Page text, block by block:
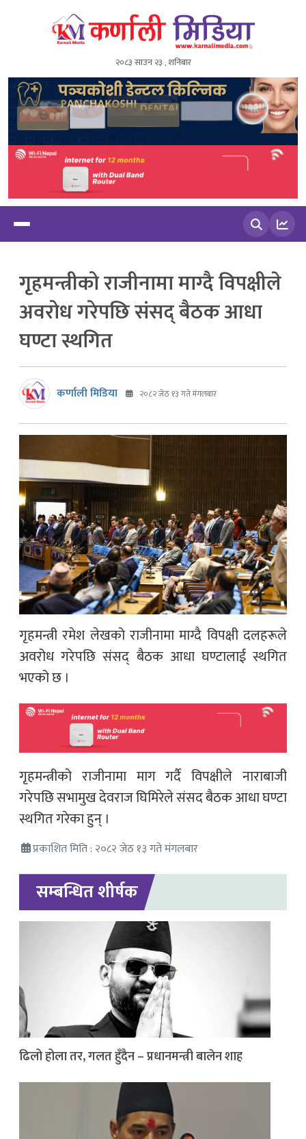
२०८३ साउन २३ , शनिबार
गृहमन्त्रीको राजीनामा माग्दै विपक्षीले
अवरोध गरेपछि संसद् बैठक आधा
घण्टा स्थगित
कर्णाली मिडिया २०८२ जेठ १३ गते मंगलबार
गृहमन्त्री रमेश लेखको राजीनामा माग्दै विपक्षी दलहरूले
अवरोध गरेपछि संसद् बैठक आधा घण्टालाई स्थगित
भएको छ ।
गृहमन्त्रीको राजीनामा माग गर्दै विपक्षीले नाराबाजी
गरेपछि सभामुख देवराज घिमिरेले संसद बैठक आधा घण्टा
स्थगित गरेका हुन् ।
प्रकाशित मिति : २०८२ जेठ १३ गते मंगलबार
सम्बन्धित शीर्षक
ढिलो होला तर, गलत हुँदैन – प्रधानमन्त्री बालेन शाह